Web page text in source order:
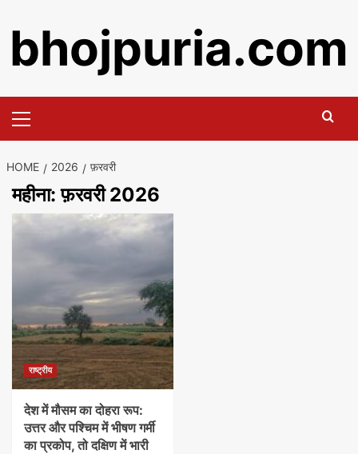
content
bhojpuria.com
Menu
HOME 2026 फ़रवरी
महीना:फ़रवरी 2026
राष्ट्रीय
देश में मौसम का दोहरा रूप:
उत्तर और पश्चिम में भीषण गर्मी
का प्रकोप, तो दक्षिण में भारी